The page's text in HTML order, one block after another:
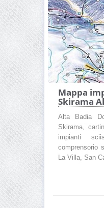
Mappa
Skirama
Alta Badia
Skirama,
impianti
comprensorio
La Villa, San